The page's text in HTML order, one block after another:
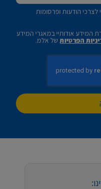
הודעות ופרסומות
המידע אודותיי במאגרי המידע
הפרטיותשל אלמ.